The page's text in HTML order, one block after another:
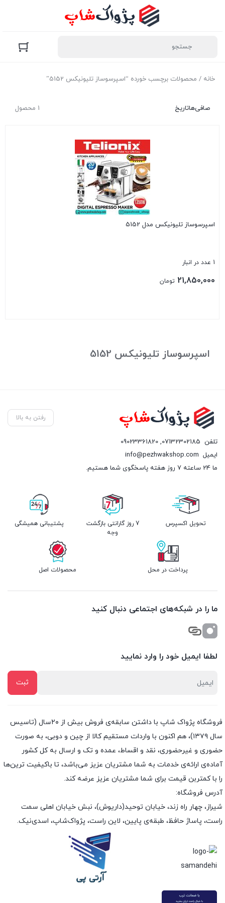
خانه / محصولات برچسب خورده “اسپرسوساز تلیونیکس 5152”
1 محصول صافی‌هاتاریخ
اسپرسوساز تلیونیکس مدل 5152
1 عدد در انبار
21,850,000 تومان
اسپرسوساز تلیونیکس 5152
رفتن به بالا
تلفن 07132302185
,
09023361820
ایمیل info@pezhwakshop.com
ما 24 ساعته 7 روز هفته پاسخگوی شما هستیم.
تحویل اکسپرس
7 روز گارانتی بازگشت
وجه
پشتیبانی همیشگی
پرداخت در محل محصولات اصل
ما را در شبکه‌های اجتماعی دنبال کنید
لطفا ایمیل خود را وارد نمایید
فروشگاه پژواک شاپ با داشتن سابقه‌ی فروش بیش از ۲۰سال (تاسیس
سال ۱۳۷۹)، هم اکنون با واردات مستقیم کالا از چین و دوبی، به صورت
حضوری و غیرحضوری، نقد و اقساط، عمده و تک و ارسال به کل کشور
آماده‌ی ارائه‌ی خدمات به شما مشتریان عزیز می‌باشد، تا باکیفیت ترین‌ها
را با کمتربن قیمت برای شما مشتریان عزیز عرضه کند.
آدرس فروشگاه:
شیراز، چهار راه زند، خیابان توحید(داریوش)، نبش خیابان اهلی سمت
راست، پاساژ حافظ، طبقه‌ی پایین، لاین راست، پژواک‌شاپ، اسدی‌نیک.